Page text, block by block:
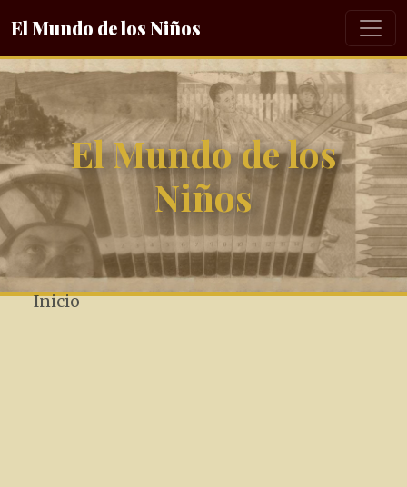
El Mundo de los Niños
El Mundo de los
Niños
Inicio